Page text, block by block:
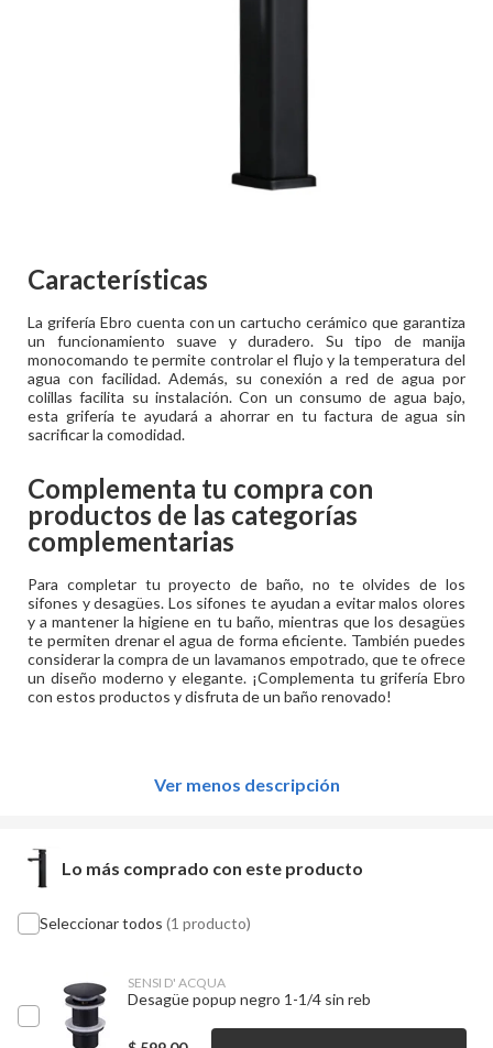
Características
La grifería Ebro cuenta con un cartucho cerámico que garantiza
un funcionamiento suave y duradero. Su tipo de manija
monocomando te permite controlar el flujo y la temperatura del
agua con facilidad. Además, su conexión a red de agua por
colillas facilita su instalación. Con un consumo de agua bajo,
esta grifería te ayudará a ahorrar en tu factura de agua sin
sacrificar la comodidad.
Complementa tu compra con
productos de las categorías
complementarias
Para completar tu proyecto de baño, no te olvides de los
sifones y desagües. Los sifones te ayudan a evitar malos olores
y a mantener la higiene en tu baño, mientras que los desagües
te permiten drenar el agua de forma eficiente. También puedes
considerar la compra de un lavamanos empotrado, que te ofrece
un diseño moderno y elegante. ¡Complementa tu grifería Ebro
con estos productos y disfruta de un baño renovado!
Ver menos descripción
Lo más comprado con este producto
Seleccionar todos (1 producto)
SENSI D' ACQUA
Desagüe popup negro 1-1/4 sin reb